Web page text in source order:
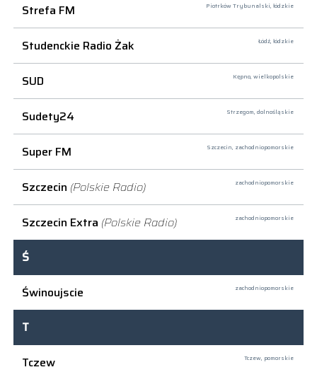
Strefa FM Piotrków Trybunalski, łódzkie
Studenckie Radio Żak Łódź, łódzkie
SUD Kępno, wielkopolskie
Sudety24 Strzegom, dolnośląskie
Super FM Szczecin, zachodniopomorskie
Szczecin (Polskie Radio) zachodniopomorskie
Szczecin Extra (Polskie Radio) zachodniopomorskie
Ś
Świnoujscie
zachodniopomorskie
T
Tczew
Tczew, pomorskie